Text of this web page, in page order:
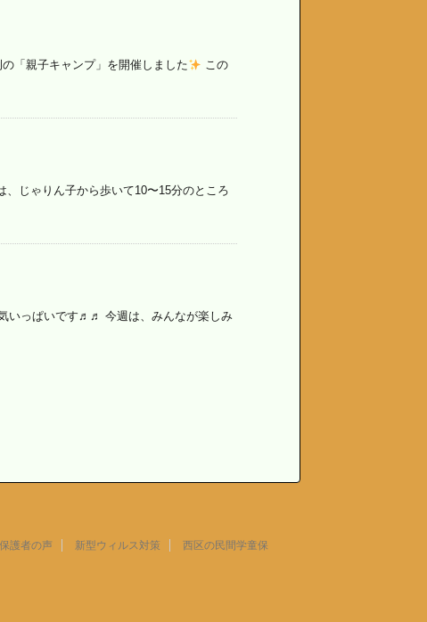
「親子キャンプ」を開催しました
この
、じゃりん子から歩いて10〜15分のところ
いっぱいです♬♬ 今週は、みんなが楽しみ
護者の声 新型ウィルス対策
西区の民間学童保